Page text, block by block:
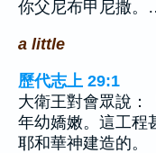
你父尼布甲尼撒。
a little
歷代志上 29:1
大衛王對會眾說：
年幼嬌嫩。這工程
耶和華神建造的。